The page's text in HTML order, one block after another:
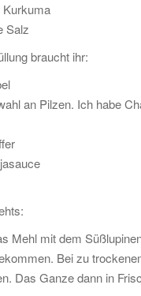
Kurkuma
Salz
braucht ihr:
an Pilzen. Ich habe
Mehl mit dem
Bei zu
Das Ganze dann in